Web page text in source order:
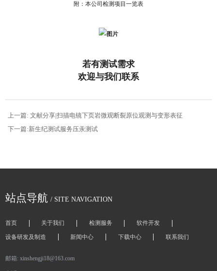
附：本公司检测项目一览表
若有测试需求
欢迎与我们联系
上一篇: 文献分享|扫描电镜下页岩微观断裂原位观测与变形表征
下一篇:新生纪测试服务压汞测试
站点导航 / SITE NAVIGATION
首页 关于我们 检测服务 软件开发
设备研发及制造 新闻中心 下载中心 联系我们
邮箱: xinshengji18@163.com